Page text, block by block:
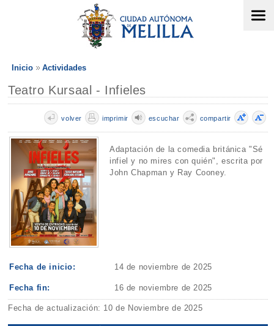
Inicio Actividades
Teatro Kursaal - Infieles
compartir
escuchar
imprimir
volver
Adaptación de la comedia británica "Sé
infiel y no mires con quién", escrita por
John Chapman y Ray Cooney.
Fecha de inicio: 14 de noviembre de 2025
Fecha fin: 16 de noviembre de 2025
Fecha de actualización: 10 de Noviembre de 2025